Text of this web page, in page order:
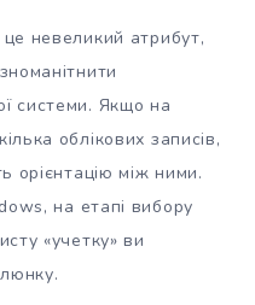
невеликий атрибут,
системи. Якщо на
облікових записів,
орієнтацію між ними.
на етапі вибору
«учетку» ви